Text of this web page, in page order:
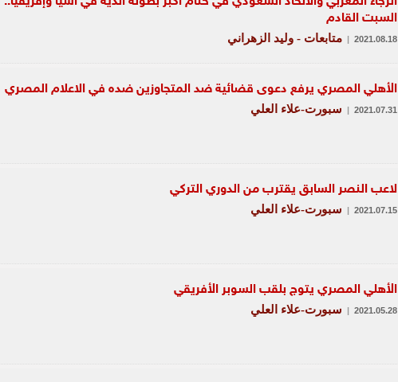
السبت القادم
2021.08.18
| متابعات - وليد الزهراني
الأهلي المصري يرفع دعوى قضائية ضد المتجاوزين ضده في الاعلام المصري
2021.07.31
| سبورت-علاء العلي
لاعب النصر السابق يقترب من الدوري التركي
2021.07.15
| سبورت-علاء العلي
الأهلي المصري يتوج بلقب السوبر الأفريقي
2021.05.28
| سبورت-علاء العلي